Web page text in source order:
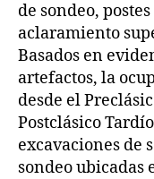
de sondeo,
aclaramiento
Basados en
artefactos, la
desde el
Postclásico
excavaciones de
sondeo ubicadas